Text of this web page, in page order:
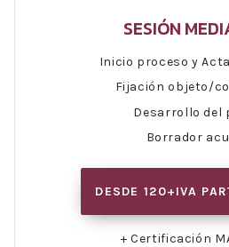
SESIÓN
Inicio proceso y
Fijación objeto/
Desarrollo del
Borrador
DESDE 120+IVA
+ Certificación